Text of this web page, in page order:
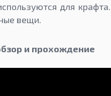
для
вещи.
и прохождение